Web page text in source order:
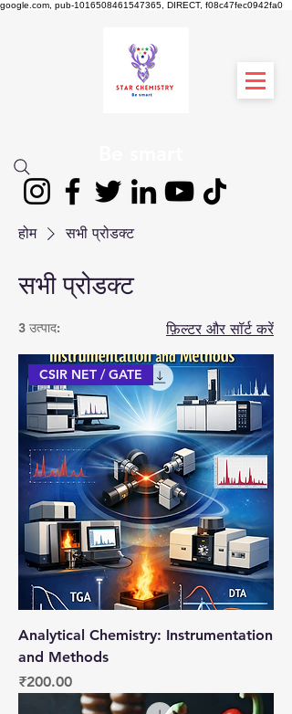
google.com, pub-1016508461547365, DIRECT, f08c47fec0942fa0
होम सभी प्रोडक्ट
सभी प्रोडक्ट
3 उत्पाद: फ़िल्टर और सॉर्ट करें
CSIR NET / GATE
Analytical Chemistry: Instrumentation
and Methods
मूल्य
₹200.00